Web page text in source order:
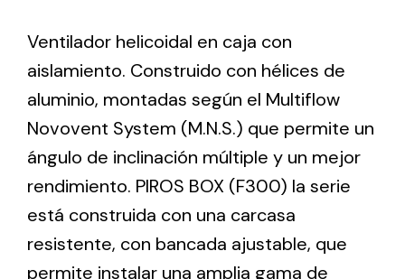
Ventilation
The incorporation of Novovent into the group
meant a greater offer of ventilation products for
different uses
Ventilador helicoidal en caja con
aislamiento. Construido con hélices de
aluminio, montadas según el Multiflow
Novovent System (M.N.S.) que permite un
ángulo de inclinación múltiple y un mejor
rendimiento. PIROS BOX (F300) la serie
está construida con una carcasa
resistente, con bancada ajustable, que
permite instalar una amplia gama de